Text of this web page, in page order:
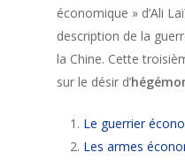
économique » d’Ali
description de la
la Chine. Cette
sur le désir d’
Le guerrier
Les armes